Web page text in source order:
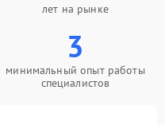
лет на рынке
3
минимальный опыт работы
специалистов